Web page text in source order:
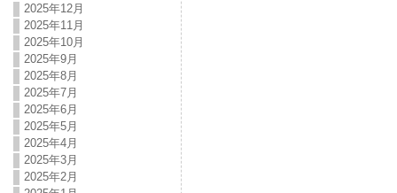
2025年12月
2025年11月
2025年10月
2025年9月
2025年8月
2025年7月
2025年6月
2025年5月
2025年4月
2025年3月
2025年2月